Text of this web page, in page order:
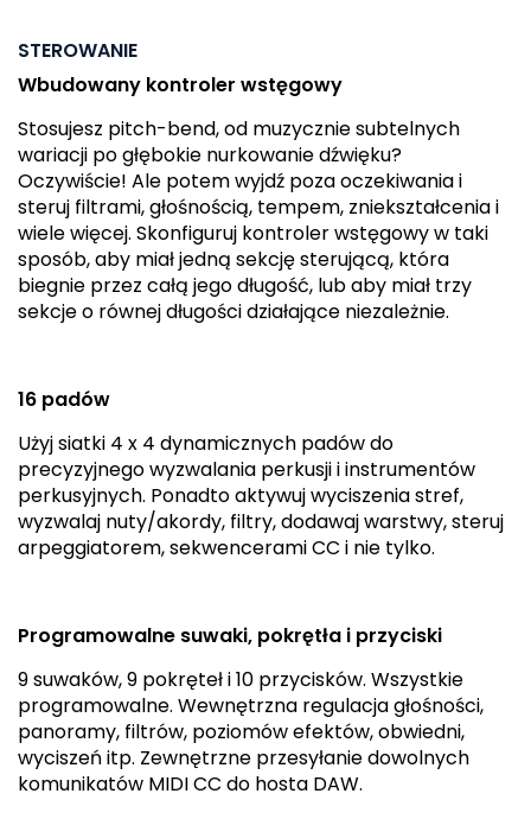
STEROWANIE
Wbudowany kontroler wstęgowy
Stosujesz pitch-bend, od muzycznie subtelnych
wariacji po głębokie nurkowanie dźwięku?
Oczywiście! Ale potem wyjdź poza oczekiwania i
steruj filtrami, głośnością, tempem, zniekształcenia i
wiele więcej. Skonfiguruj kontroler wstęgowy w taki
sposób, aby miał jedną sekcję sterującą, która
biegnie przez całą jego długość, lub aby miał trzy
sekcje o równej długości działające niezależnie.
16 padów
Użyj siatki 4 x 4 dynamicznych padów do
precyzyjnego wyzwalania perkusji i instrumentów
perkusyjnych. Ponadto aktywuj wyciszenia stref,
wyzwalaj nuty/akordy, filtry, dodawaj warstwy, steruj
arpeggiatorem, sekwencerami CC i nie tylko.
Programowalne suwaki, pokrętła i przyciski
9 suwaków, 9 pokręteł i 10 przycisków. Wszystkie
programowalne. Wewnętrzna regulacja głośności,
panoramy, filtrów, poziomów efektów, obwiedni,
wyciszeń itp. Zewnętrzne przesyłanie dowolnych
komunikatów MIDI CC do hosta DAW.